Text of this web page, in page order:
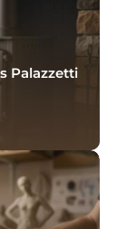
Palazzetti